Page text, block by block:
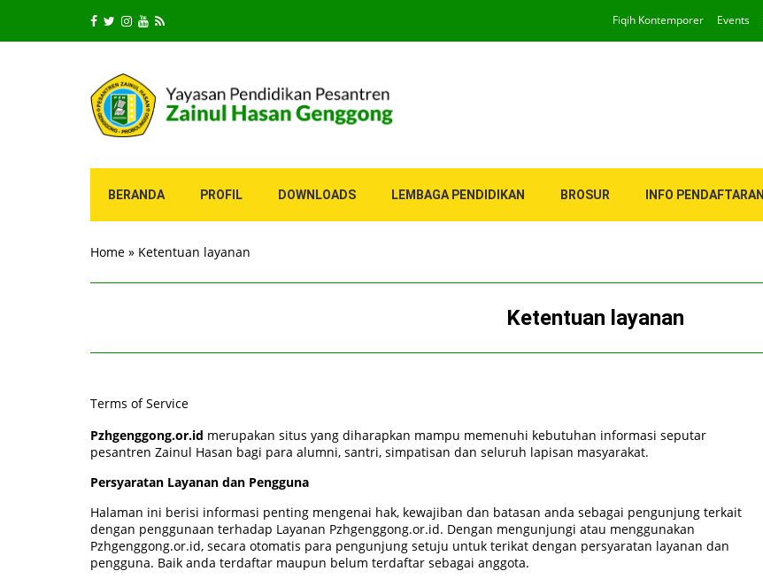
Fiqih Kontemporer Events
BERANDA PROFIL DOWNLOADS LEMBAGA PENDIDIKAN BROSUR INFO PENDAFTARAN
Home » Ketentuan layanan
Ketentuan layanan
Terms of Service
Pzhgenggong.or.id merupakan situs yang diharapkan mampu memenuhi kebutuhan informasi seputar
pesantren Zainul Hasan bagi para alumni, santri, simpatisan dan seluruh lapisan masyarakat.
Persyaratan Layanan dan Pengguna
Halaman ini berisi informasi penting mengenai hak, kewajiban dan batasan anda sebagai pengunjung terkait
dengan penggunaan terhadap Layanan Pzhgenggong.or.id. Dengan mengunjungi atau menggunakan
Pzhgenggong.or.id, secara otomatis para pengunjung setuju untuk terikat dengan persyaratan layanan dan
pengguna. Baik anda terdaftar maupun belum terdaftar sebagai anggota.